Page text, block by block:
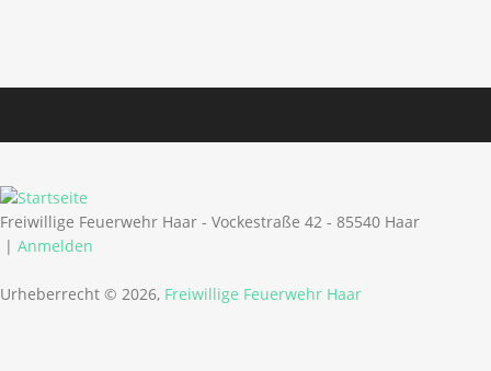
Freiwillige Feuerwehr Haar - Vockestraße 42 - 85540 Haar
| Anmelden
Urheberrecht © 2026, Freiwillige Feuerwehr Haar